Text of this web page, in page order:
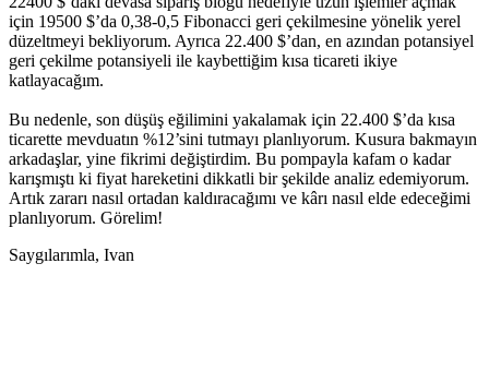
için 19500 $’da 0,38-0,5 Fibonacci geri çekilmesine yönelik yerel
düzeltmeyi bekliyorum. Ayrıca 22.400 $’dan, en azından potansiyel
geri çekilme potansiyeli ile kaybettiğim kısa ticareti ikiye
katlayacağım.
Bu nedenle, son düşüş eğilimini yakalamak için 22.400 $’da kısa
ticarette mevduatın %12’sini tutmayı planlıyorum. Kusura bakmayın
arkadaşlar, yine fikrimi değiştirdim. Bu pompayla kafam o kadar
karışmıştı ki fiyat hareketini dikkatli bir şekilde analiz edemiyorum.
Artık zararı nasıl ortadan kaldıracağımı ve kârı nasıl elde edeceğimi
planlıyorum. Görelim!
Saygılarımla, Ivan